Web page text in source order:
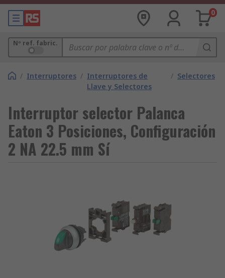
0
Nº ref. fabric.
/ Interruptores / Interruptores de
Llave y Selectores
/ Selectores
Interruptor selector Palanca
Eaton 3 Posiciones, Configuración
2 NA 22.5 mm Sí